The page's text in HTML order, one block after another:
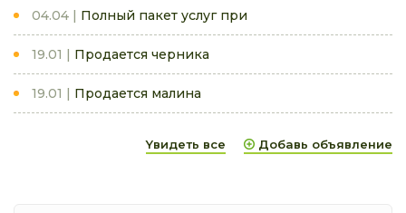
04.04 Полный пакет услуг при
19.01 Продается черника
19.01 Продается малина
Yвидеть все Добавь объявление